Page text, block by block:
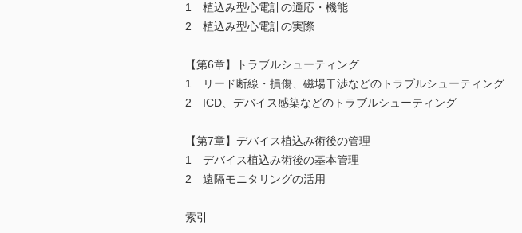
1 植込み型心電計の適応・機能
2 植込み型心電計の実際
【第6章】トラブルシューティング
1 リード断線・損傷、磁場干渉などのトラブルシューティング
2 ICD、デバイス感染などのトラブルシューティング
【第7章】デバイス植込み術後の管理
1 デバイス植込み術後の基本管理
2 遠隔モニタリングの活用
索引